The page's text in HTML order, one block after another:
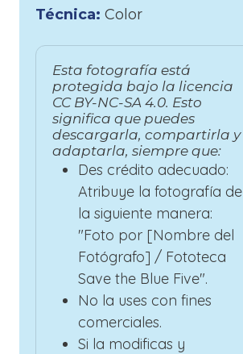
Técnica: Color
Esta fotografía está
protegida bajo la licencia
CC BY-NC-SA 4.0. Esto
significa que puedes
descargarla, compartirla y
adaptarla, siempre que:
Des crédito adecuado:
Atribuye la fotografía de
la siguiente manera:
"Foto por [Nombre del
Fotógrafo] / Fototeca
Save the Blue Five".
No la uses con fines
comerciales.
Si la modificas y